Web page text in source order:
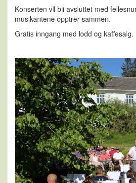
Konserten vll bli avsluttet med
musikantene opptrer sammen.
Gratis inngang med lodd og kaffesalg.